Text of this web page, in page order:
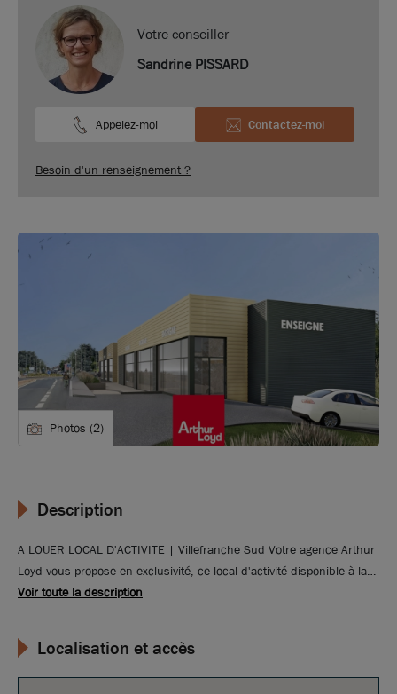
Votre conseiller
Sandrine PISSARD
Appelez-moi Contactez-moi
Besoin d'un renseignement ?
Photos (2)
Description
A LOUER LOCAL D'ACTIVITE | Villefranche Sud Votre agence Arthur
Loyd vous propose en exclusivité, ce local d'activité disponible à la
location sur la commune de LIMAS au sud de VIllefranche sur
la RD 306 au niveau du rond-point.
Voir toute la description
Localisation et accès